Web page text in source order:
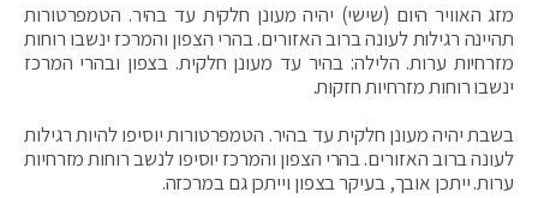
מזג האוויר היום (שישי) יהיה מעונן חלקית עד בהיר. הטמפרטורות
תהיינה רגילות לעונה ברוב האזורים. בהרי הצפון והמרכז ינשבו רוחות
מזרחיות ערות. הלילה: בהיר עד מעונן חלקית. בצפון ובהרי המרכז
ינשבו רוחות מזרחיות חזקות.
בשבת יהיה מעונן חלקית עד בהיר. הטמפרטורות יוסיפו להיות רגילות
לעונה ברוב האזורים. בהרי הצפון והמרכז יוסיפו לנשב רוחות מזרחיות
ערות. ייתכן אובך, בעיקר בצפון וייתכן גם במרכזה.